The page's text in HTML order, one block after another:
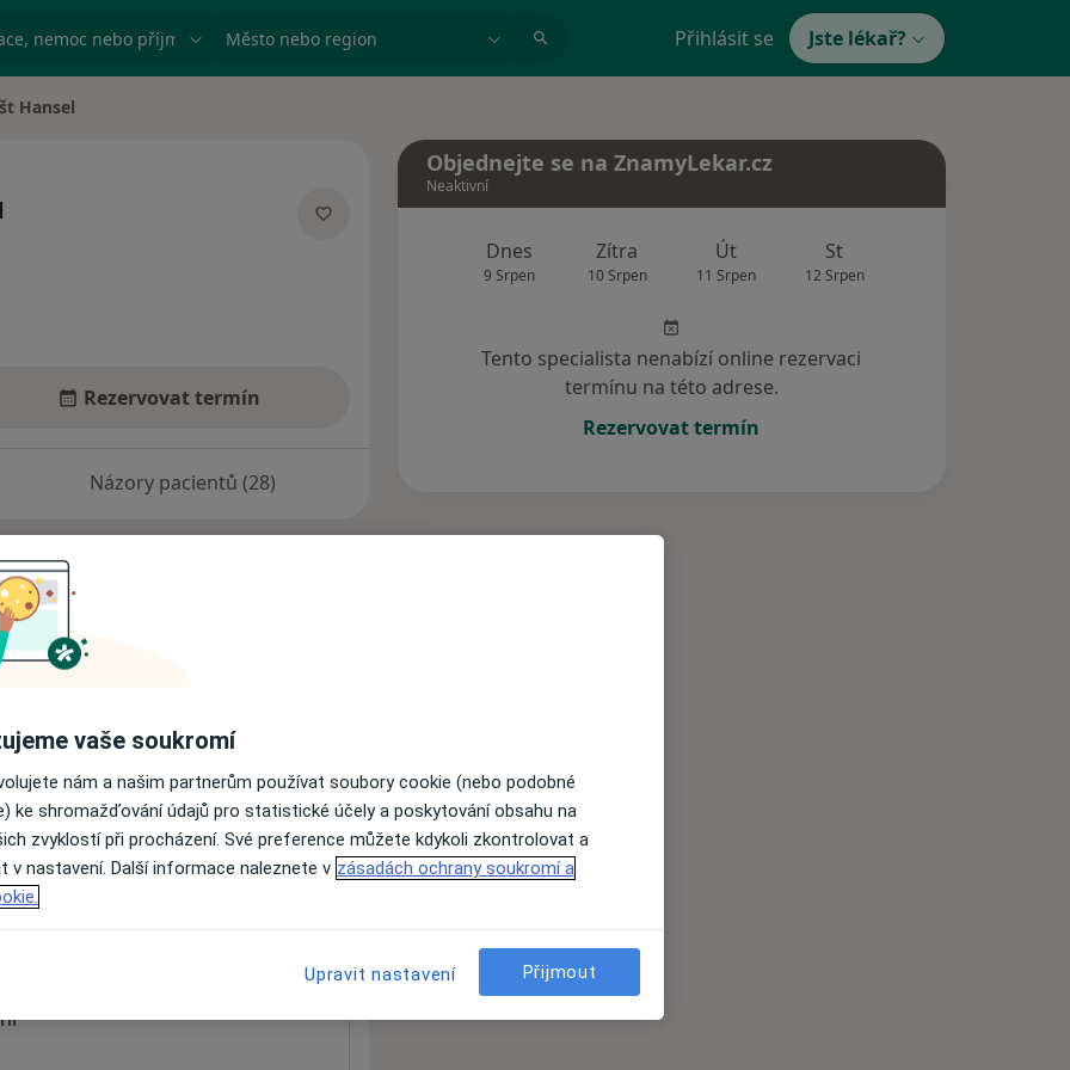
nemoc nebo příjmení Město nebo region Přihlásit se Jste lékař?
Hansel
Rezervovat termín
Názory pacientů (28)
nejsou k dispozici
informace o svých službách.
Objednejte se na ZnamyLekar.cz
Neaktivní
Dnes
9 Srpen
Zítra
10 Srpen
Út
11 Srpen
St
12 Srpen
Tento specialista nenabízí online rezervaci
termínu na této adrese.
Rezervovat termín
vaše soukromí
nám a našim partnerům používat soubory cookie (nebo podobné
ke shromažďování údajů pro statistické účely a poskytování obsahu na
zvyklostí při procházení. Své preference můžete kdykoli zkontrolovat a
v nastavení. Další informace naleznete v zásadách ochrany soukromí a
Upravit nastavení Přijmout